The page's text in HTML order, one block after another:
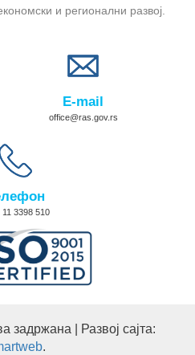
и регионални развој.
E-mail
office@ras.gov.rs
11 3398 510
задржана | Развој сајта:
.